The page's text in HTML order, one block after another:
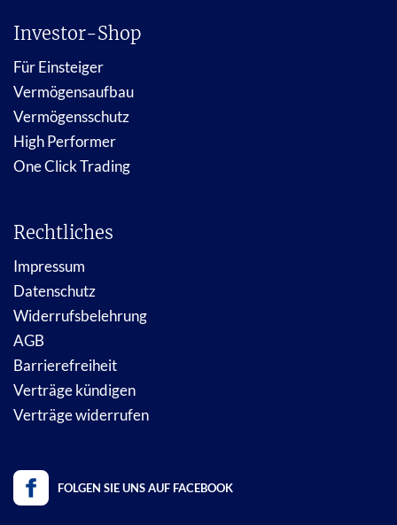
Investor-Shop
Für Einsteiger
Vermögensaufbau
Vermögensschutz
High Performer
One Click Trading
Rechtliches
Impressum
Datenschutz
Widerrufsbelehrung
AGB
Barrierefreiheit
Verträge kündigen
Verträge widerrufen
FOLGEN SIE UNS AUF FACEBOOK